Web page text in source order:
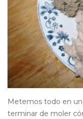
Metemos todo en
terminar de moler